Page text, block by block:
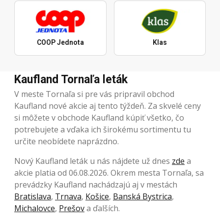
COOP Jednota Klas
Kaufland Tornaľa leták
V meste Tornaľa si pre vás pripravil obchod
Kaufland nové akcie aj tento týždeň. Za skvelé ceny
si môžete v obchode Kaufland kúpiť všetko, čo
potrebujete a vďaka ich širokému sortimentu tu
určite neobídete naprázdno.
Nový Kaufland leták u nás nájdete už dnes zde a
akcie platia od 06.08.2026. Okrem mesta Tornaľa, sa
prevádzky Kaufland nachádzajú aj v mestách
Bratislava, Trnava, Košice, Banská Bystrica,
Michalovce, Prešova ďalších.